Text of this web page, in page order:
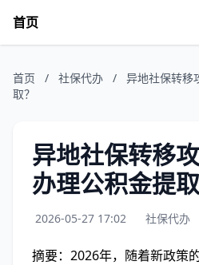
首页
首页 / 社保代办 /
异地社保转移
取？
异地社保转移
办理公积金提取
2026-05-27 17:02 社保代办
摘要：2026年，随着新政策